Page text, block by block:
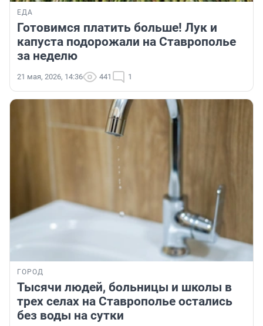
ЕДА
Готовимся платить больше! Лук и
капуста подорожали на Ставрополье
за неделю
21 мая, 2026, 14:36 441 1
ГОРОД
Тысячи людей, больницы и школы в
трех селах на Ставрополье остались
без воды на сутки